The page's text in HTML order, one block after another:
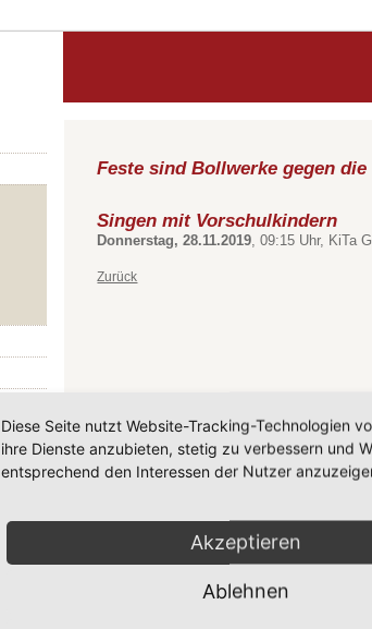
Feste sind Bollwerke gegen
Singen mit Vorschulkindern
Donnerstag, 28.11.2019, 09:15 Uhr, KiTa
Zurück
Mönchgut
Diese Seite nutzt Website-Tracking-Technologien
ihre Dienste anzubieten, stetig zu verbessern und
entsprechend den Interessen der Nutzer
Akzeptieren
Ablehnen